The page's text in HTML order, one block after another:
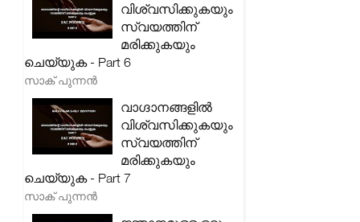
വിശ്വസിക്കുകയും
സ്വയത്തിന്
മരിക്കുകയും
ചെയ്യുക - Part 6
സാക് പുന്നൻ
വാഗ്ദാനങ്ങളിൽ
വിശ്വസിക്കുകയും
സ്വയത്തിന്
മരിക്കുകയും
ചെയ്യുക - Part 7
സാക് പുന്നൻ